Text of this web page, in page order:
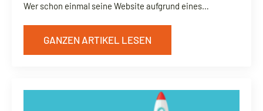
Wer schon einmal seine Website aufgrund eines…
GANZEN ARTIKEL LESEN